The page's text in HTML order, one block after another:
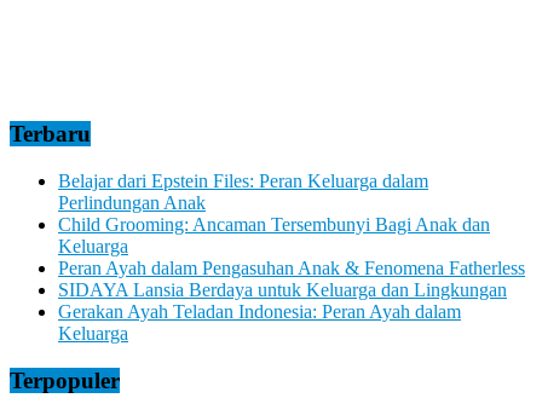
Terbaru
Belajar dari Epstein Files: Peran Keluarga dalam
Perlindungan Anak
Child Grooming: Ancaman Tersembunyi Bagi Anak dan
Keluarga
Peran Ayah dalam Pengasuhan Anak & Fenomena Fatherless
SIDAYA Lansia Berdaya untuk Keluarga dan Lingkungan
Gerakan Ayah Teladan Indonesia: Peran Ayah dalam
Keluarga
Terpopuler